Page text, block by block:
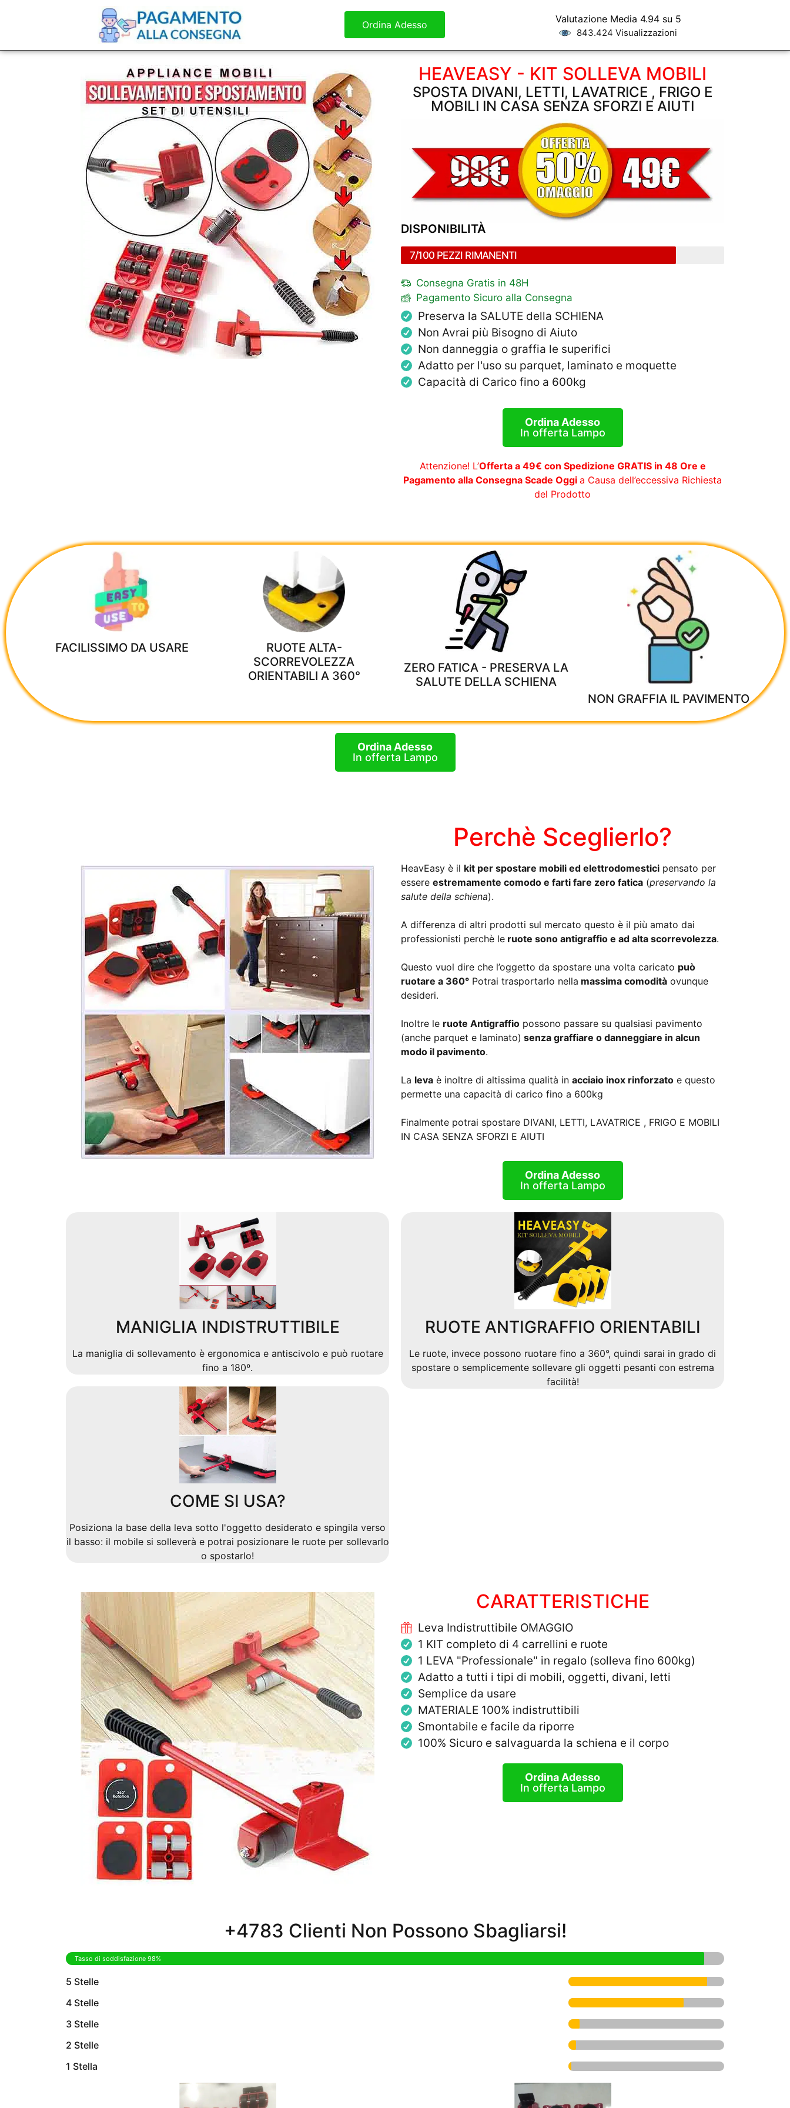
Ordina Adesso Valutazione Media 4.94 su 5
843.424 Visualizzazioni
HEAVEASY - KIT SOLLEVA MOBILI
SPOSTA DIVANI, LETTI, LAVATRICE , FRIGO E
MOBILI IN CASA SENZA SFORZI E AIUTI
DISPONIBILITÀ
7/100 PEZZI RIMANENTI
Consegna Gratis in 48H
Pagamento Sicuro alla Consegna
Preserva la SALUTE della SCHIENA
Non Avrai più Bisogno di Aiuto
Non danneggia o graffia le superifici
Adatto per l'uso su parquet, laminato e moquette
Capacità di Carico fino a 600kg
Ordina Adesso
In offerta Lampo
Attenzione! L’Offerta a 49€ con Spedizione GRATIS in 48 Ore e
Pagamento alla Consegna Scade Oggi a Causa dell’eccessiva Richiesta
del Prodotto
FACILISSIMO DA USARE
RUOTE ALTA-
SCORREVOLEZZA
ORIENTABILI A 360°
ZERO FATICA - PRESERVA LA
SALUTE DELLA SCHIENA
NON GRAFFIA IL PAVIMENTO
Ordina Adesso
In offerta Lampo
Perchè Sceglierlo?
HeavEasy è il kit per spostare mobili ed elettrodomestici pensato per
essere estremamente comodo e farti fare zero fatica (preservando la
salute della schiena).
A differenza di altri prodotti sul mercato questo è il più amato dai
professionisti perchè le ruote sono antigraffio e ad alta scorrevolezza.
Questo vuol dire che l’oggetto da spostare una volta caricato può
ruotare a 360° Potrai trasportarlo nella massima comodità ovunque
desideri.
Inoltre le ruote Antigraffio possono passare su qualsiasi pavimento
(anche parquet e laminato) senza graffiare o danneggiare in alcun
modo il pavimento.
La leva è inoltre di altissima qualità in acciaio inox rinforzato e questo
permette una capacità di carico fino a 600kg
Finalmente potrai spostare DIVANI, LETTI, LAVATRICE , FRIGO E MOBILI
IN CASA SENZA SFORZI E AIUTI
Ordina Adesso
In offerta Lampo
MANIGLIA INDISTRUTTIBILE
La maniglia di sollevamento è ergonomica e antiscivolo e può ruotare
fino a 180º.
COME SI USA?
Posiziona la base della leva sotto l'oggetto desiderato e spingila verso
il basso: il mobile si solleverà e potrai posizionare le ruote per sollevarlo
o spostarlo!
RUOTE ANTIGRAFFIO ORIENTABILI
Le ruote, invece possono ruotare fino a 360°, quindi sarai in grado di
spostare o semplicemente sollevare gli oggetti pesanti con estrema
facilità!
CARATTERISTICHE
Leva Indistruttibile OMAGGIO
1 KIT completo di 4 carrellini e ruote
1 LEVA "Professionale" in regalo (solleva fino 600kg)
Adatto a tutti i tipi di mobili, oggetti, divani, letti
Semplice da usare
MATERIALE 100% indistruttibili
Smontabile e facile da riporre
100% Sicuro e salvaguarda la schiena e il corpo
Ordina Adesso
In offerta Lampo
+4783 Clienti Non Possono Sbagliarsi!
Tasso di soddisfazione 98%
5 Stelle
4 Stelle
3 Stelle
2 Stelle
1 Stella